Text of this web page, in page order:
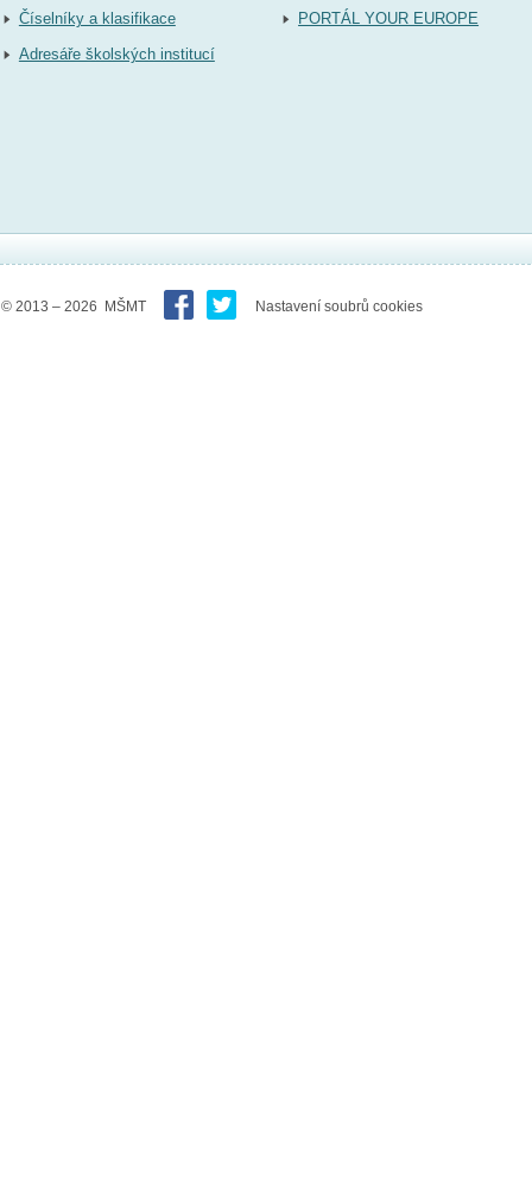
Číselníky a klasifikace
Adresáře školských institucí
PORTÁL YOUR EUROPE
© 2013 – 2026 MŠMT Nastavení soubrů cookies